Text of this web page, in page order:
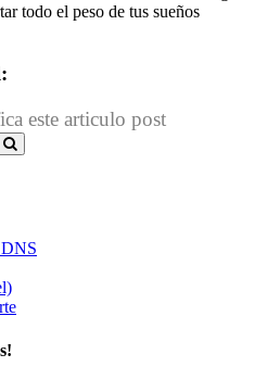
todo el peso de tus sueños
este articulo post